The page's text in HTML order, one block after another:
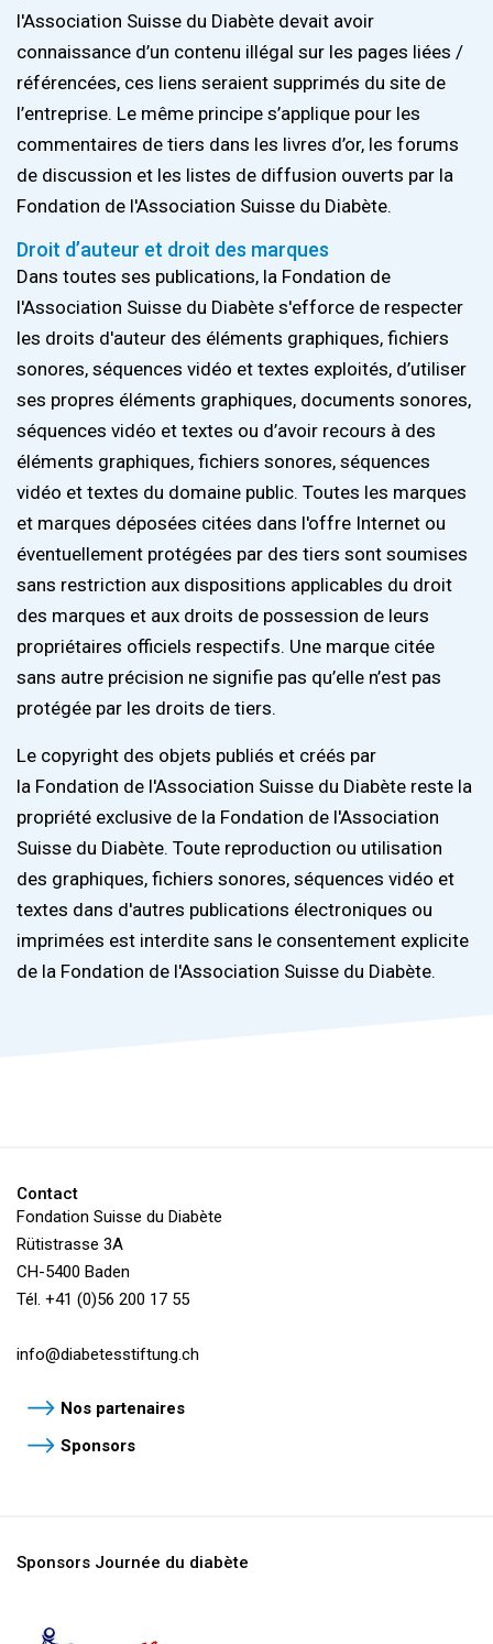
l'Association Suisse du Diabète devait avoir
connaissance d’un contenu illégal sur les pages liées /
référencées, ces liens seraient supprimés du site de
l’entreprise. Le même principe s’applique pour les
commentaires de tiers dans les livres d’or, les forums
de discussion et les listes de diffusion ouverts par la
Fondation de l'Association Suisse du Diabète.
Droit d’auteur et droit des marques
Dans toutes ses publications, la Fondation de
l'Association Suisse du Diabète s'efforce de respecter
les droits d'auteur des éléments graphiques, fichiers
sonores, séquences vidéo et textes exploités, d’utiliser
ses propres éléments graphiques, documents sonores,
séquences vidéo et textes ou d’avoir recours à des
éléments graphiques, fichiers sonores, séquences
vidéo et textes du domaine public. Toutes les marques
et marques déposées citées dans l'offre Internet ou
éventuellement protégées par des tiers sont soumises
sans restriction aux dispositions applicables du droit
des marques et aux droits de possession de leurs
propriétaires officiels respectifs. Une marque citée
sans autre précision ne signifie pas qu’elle n’est pas
protégée par les droits de tiers.
Le copyright des objets publiés et créés par
la Fondation de l'Association Suisse du Diabète reste la
propriété exclusive de la Fondation de l'Association
Suisse du Diabète. Toute reproduction ou utilisation
des graphiques, fichiers sonores, séquences vidéo et
textes dans d'autres publications électroniques ou
imprimées est interdite sans le consentement explicite
de la Fondation de l'Association Suisse du Diabète.
Contact
Fondation Suisse du Diabète
Rütistrasse 3A
CH-5400 Baden
Tél. +41 (0)56 200 17 55
info@diabetesstiftung.ch
Nos partenaires
Sponsors
Sponsors Journée du diabète